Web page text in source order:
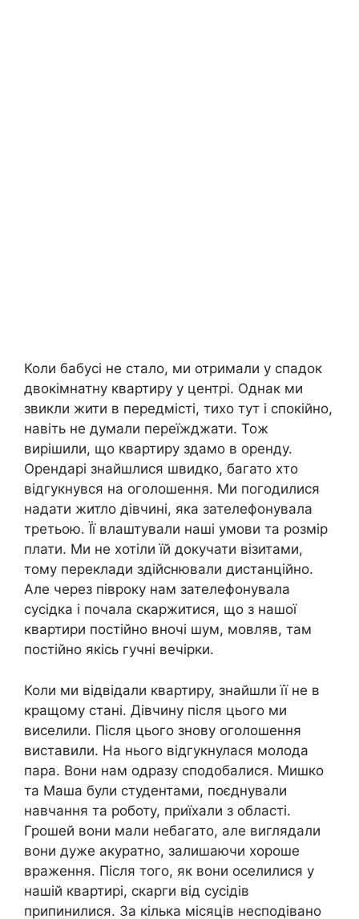
Коли бабусі не стало, ми отримали у спадок
двокімнатну квартиру у центрі. Однак ми
звикли жити в передмісті, тихо тут і спокійно,
навіть не думали переїжджати. Тож
вирішили, що квартиру здамо в оренду.
Орендарі знайшлися швидко, багато хто
відгукнувся на оголошення. Ми погодилися
надати житло дівчині, яка зателефонувала
третьою. Її влаштували наші умови та розмір
плати. Ми не хотіли їй докучати візитами,
тому переклади здійснювали дистанційно.
Але через півроку нам зателефонувала
сусідка і почала скаржитися, що з нашої
квартири постійно вночі шум, мовляв, там
постійно якісь гучні вечірки.
Коли ми відвідали квартиру, знайшли її не в
кращому стані. Дівчину після цього ми
виселили. Після цього знову оголошення
виставили. На нього відгукнулася молода
пара. Вони нам одразу сподобалися. Мишко
та Маша були студентами, поєднували
навчання та роботу, приїхали з області.
Грошей вони мали небагато, але виглядали
вони дуже акуратно, залишаючи хороше
враження. Після того, як вони оселилися у
нашій квартирі, скарги від сусідів
припинилися. За кілька місяців несподівано